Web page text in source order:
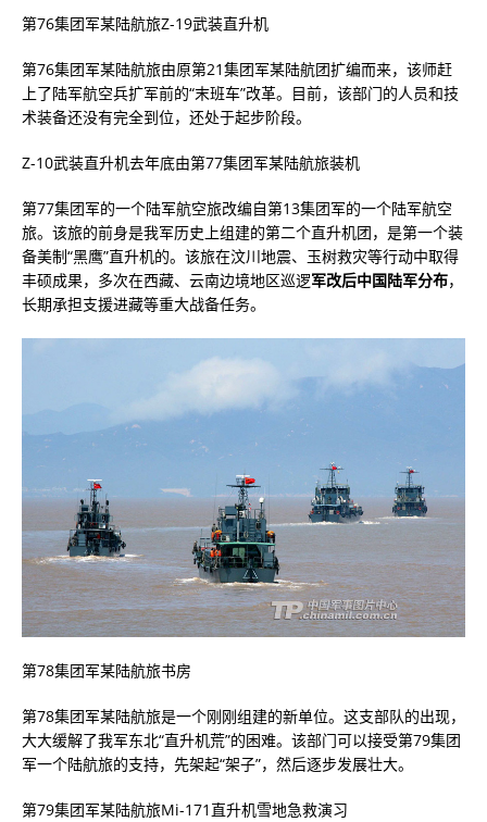
第76集团军某陆航旅Z-19武装直升机
第76集团军某陆航旅由原第21集团军某陆航团扩编而来，该师赶
上了陆军航空兵扩军前的“末班车”改革。目前，该部门的人员和技
术装备还没有完全到位，还处于起步阶段。
Z-10武装直升机去年底由第77集团军某陆航旅装机
第77集团军的一个陆军航空旅改编自第13集团军的一个陆军航空
旅。该旅的前身是我军历史上组建的第二个直升机团，是第一个装
备美制“黑鹰”直升机的。该旅在汶川地震、玉树救灾等行动中取得
丰硕成果，多次在西藏、云南边境地区巡逻军改后中国陆军分布，
长期承担支援进藏等重大战备任务。
第78集团军某陆航旅书房
第78集团军某陆航旅是一个刚刚组建的新单位。这支部队的出现，
大大缓解了我军东北“直升机荒”的困难。该部门可以接受第79集团
军一个陆航旅的支持，先架起“架子”，然后逐步发展壮大。
第79集团军某陆航旅Mi-171直升机雪地急救演习